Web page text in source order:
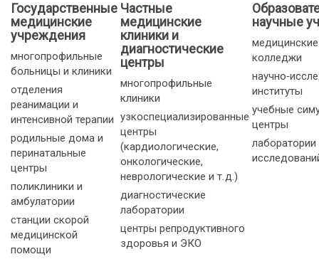
Государственные
медицинские
учреждения
многопрофильные
больницы и клиники
отделения
реанимации и
интенсивной терапии
родильные дома и
перинатальные
центры
поликлиники и
амбулатории
станции скорой
медицинской
помощи
Частные
медицинские
клиники и
диагностические
центры
многопрофильные
клиники
узкоспециализированные
центры
(кардиологические,
онкологические,
неврологические и т. д.)
диагностические
лаборатории
центры репродуктивного
здоровья и ЭКО
научные
колледжи
институты
учебные
центры
лаборатории